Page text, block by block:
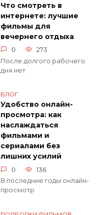
Что смотреть в
интернете: лучшие
фильмы для
вечернего отдыха
0
273
После долгого рабочего
дня нет
БЛОГ
Удобство онлайн-
просмотра: как
наслаждаться
фильмами и
сериалами без
лишних усилий
0
136
В последние годы онлайн-
просмотр